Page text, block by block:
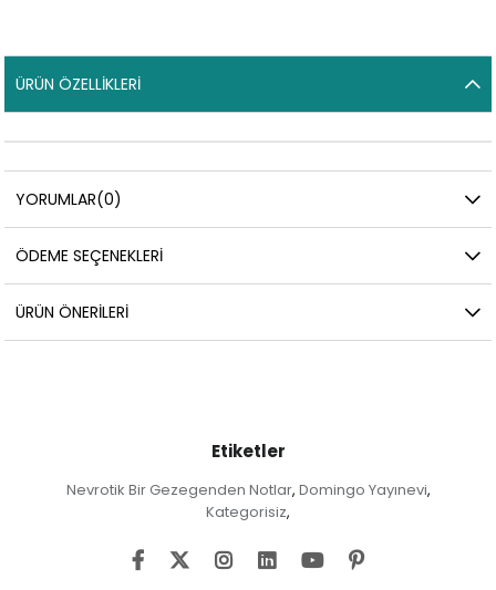
ÜRÜN ÖZELLIKLERI
YORUMLAR(0)
ÖDEME SEÇENEKLERI
ÜRÜN ÖNERILERI
Etiketler
Nevrotik Bir Gezegenden Notlar, Domingo Yayınevi,
Kategorisiz,